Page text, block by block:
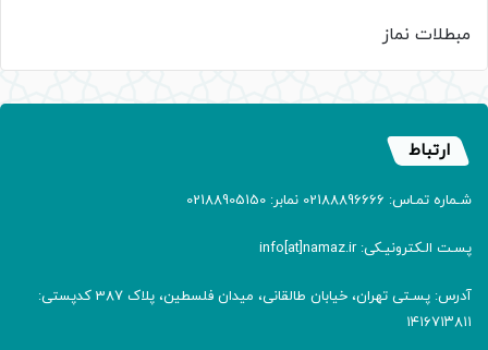
مبطلات نماز
ارتباط
شـماره تمـاس: 02188896666 نمابر: 02188905150
پسـت الـکترونیـکی: info[at]namaz.ir
آدرس: پسـتی تهران، خیابان طالقانی، میدان فلسطین، پلاک 387 کدپستی:
۱۴۱۶۷۱۳۸۱۱